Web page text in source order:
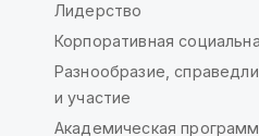
Лидерство
Корпоративная
Разнообразие,
и участие
Академическая